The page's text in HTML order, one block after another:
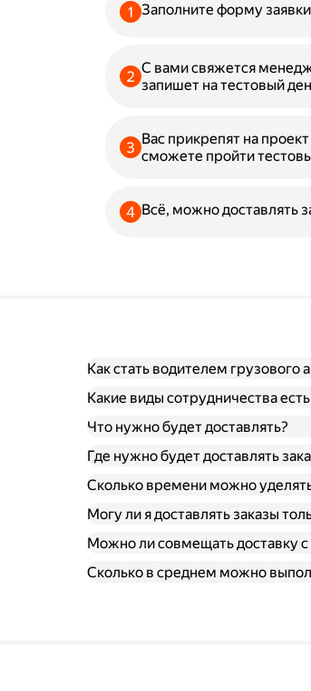
Заполните форму заявки
С вами свяжется
запишет на тестовый
Вас прикрепят на
сможете пройти
Всё, можно доставлять
Как стать водителем грузового
Какие виды сотрудничества
Через парк;
Через парк как
Как самозанятый;
Что нужно будет доставлять?
Где нужно будет доставлять
Сколько времени можно
Могу ли я доставлять заказы
Можно ли совмещать доставку
Сколько в среднем можно